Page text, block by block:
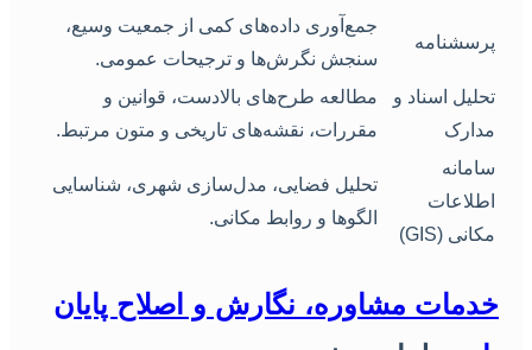
پرسشنامه
جمع‌آوری داده‌های کمی از جمعیت وسیع،
سنجش نگرش‌ها و ترجیحات عمومی.
تحلیل اسناد و
مدارک
مطالعه طرح‌های بالادست، قوانین و
مقررات، نقشه‌های تاریخی و متون مرتبط.
سامانه
اطلاعات
مکانی (GIS)
تحلیل فضایی، مدل‌سازی شهری، شناسایی
الگوها و روابط مکانی.
خدمات مشاوره، نگارش و اصلاح پایان